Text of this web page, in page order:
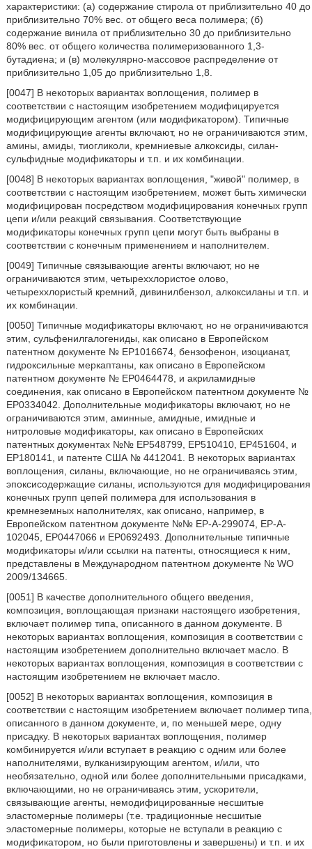
характеристики: (а) содержание стирола от приблизительно 40 до
приблизительно 70% вес. от общего веса полимера; (б)
содержание винила от приблизительно 30 до приблизительно
80% вес. от общего количества полимеризованного 1,3-
бутадиена; и (в) молекулярно-массовое распределение от
приблизительно 1,05 до приблизительно 1,8.
[0047] В некоторых вариантах воплощения, полимер в
соответствии с настоящим изобретением модифицируется
модифицирующим агентом (или модификатором). Типичные
модифицирующие агенты включают, но не ограничиваются этим,
амины, амиды, тиогликоли, кремниевые алкоксиды, силан-
сульфидные модификаторы и т.п. и их комбинации.
[0048] В некоторых вариантах воплощения, "живой" полимер, в
соответствии с настоящим изобретением, может быть химически
модифицирован посредством модифицирования конечных групп
цепи и/или реакций связывания. Соответствующие
модификаторы конечных групп цепи могут быть выбраны в
соответствии с конечным применением и наполнителем.
[0049] Типичные связывающие агенты включают, но не
ограничиваются этим, четыреххлористое олово,
четыреххлористый кремний, дивинилбензол, алкоксиланы и т.п. и
их комбинации.
[0050] Типичные модификаторы включают, но не ограничиваются
этим, сульфенилгалогениды, как описано в Европейском
патентном документе № EP1016674, бензофенон, изоцианат,
гидроксильные меркаптаны, как описано в Европейском
патентном документе № EP0464478, и акриламидные
соединения, как описано в Европейском патентном документе №
EP0334042. Дополнительные модификаторы включают, но не
ограничиваются этим, аминные, амидные, имидные и
нитроловые модификаторы, как описано в Европейских
патентных документах №№ EP548799, EP510410, EP451604, и
EP180141, и патенте США № 4412041. В некоторых вариантах
воплощения, силаны, включающие, но не ограничиваясь этим,
эпоксисодержащие силаны, используются для модифицирования
конечных групп цепей полимера для использования в
кремнеземных наполнителях, как описано, например, в
Европейском патентном документе №№ EP-A-299074, EP-A-
102045, EP0447066 и EP0692493. Дополнительные типичные
модификаторы и/или ссылки на патенты, относящиеся к ним,
представлены в Международном патентном документе № WO
2009/134665.
[0051] В качестве дополнительного общего введения,
композиция, воплощающая признаки настоящего изобретения,
включает полимер типа, описанного в данном документе. В
некоторых вариантах воплощения, композиция в соответствии с
настоящим изобретением дополнительно включает масло. В
некоторых вариантах воплощения, композиция в соответствии с
настоящим изобретением не включает масло.
[0052] В некоторых вариантах воплощения, композиция в
соответствии с настоящим изобретением включает полимер типа,
описанного в данном документе, и, по меньшей мере, одну
присадку. В некоторых вариантах воплощения, полимер
комбинируется и/или вступает в реакцию с одним или более
наполнителями, вулканизирующим агентом, и/или, что
необязательно, одной или более дополнительными присадками,
включающими, но не ограничиваясь этим, ускорители,
связывающие агенты, немодифицированные несшитые
эластомерные полимеры (т.е. традиционные несшитые
эластомерные полимеры, которые не вступали в реакцию с
модификатором, но были приготовлены и завершены) и т.п. и их